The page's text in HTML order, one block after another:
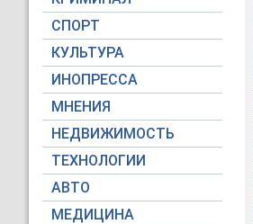
СПОРТ
КУЛЬТУРА
ИНОПРЕССА
МНЕНИЯ
НЕДВИЖИМОСТЬ
ТЕХНОЛОГИИ
АВТО
МЕДИЦИНА